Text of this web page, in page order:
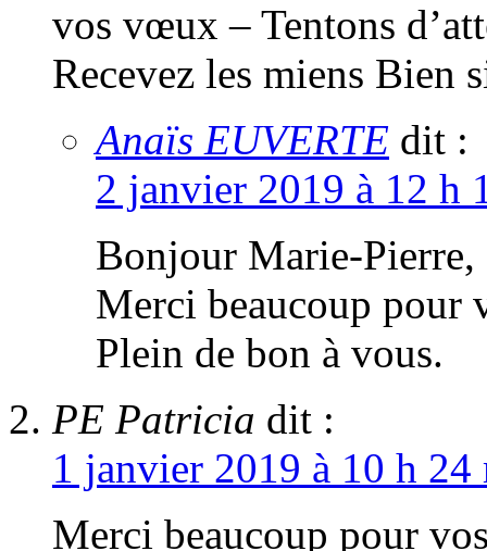
vos vœux – Tentons
Recevez les miens Bien
Anaïs EUVERTE dit :
2 janvier 2019 à 12 h
Bonjour Marie-Pierre,
Merci beaucoup pour
Plein de bon à vous.
PE Patricia dit :
1 janvier 2019 à 10 h 24
Merci beaucoup pour